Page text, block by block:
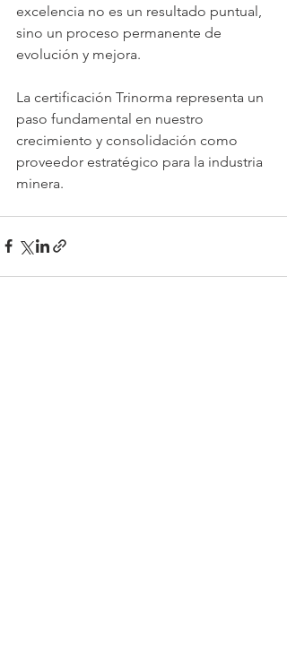
excelencia no es un resultado puntual,
sino un proceso permanente de
evolución y mejora.
La certificación Trinorma representa un
paso fundamental en nuestro
crecimiento y consolidación como
proveedor estratégico para la industria
minera.